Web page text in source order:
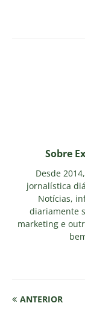
Sobre
Desde
jornalística
Notícias,
diariamente
marketing e
ANTERIOR